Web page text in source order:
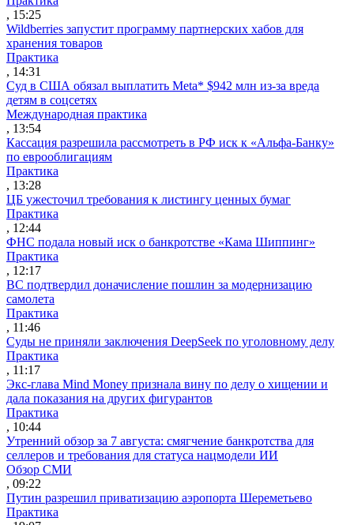
, 15:25
Wildberries запустит программу партнерских хабов для
хранения товаров
Практика
, 14:31
Суд в США обязал выплатить Meta* $942 млн из-за вреда
детям в соцсетях
Международная практика
, 13:54
Кассация разрешила рассмотреть в РФ иск к «Альфа-Банку»
по еврооблигациям
Практика
, 13:28
ЦБ ужесточил требования к листингу ценных бумаг
Практика
, 12:44
ФНС подала новый иск о банкротстве «Кама Шиппинг»
Практика
, 12:17
ВС подтвердил доначисление пошлин за модернизацию
самолета
Практика
, 11:46
Суды не приняли заключения DeepSeek по уголовному делу
Практика
, 11:17
Экс-глава Mind Money признала вину по делу о хищении и
дала показания на других фигурантов
Практика
, 10:44
Утренний обзор за 7 августа: смягчение банкротства для
селлеров и требования для статуса нацмодели ИИ
Обзор СМИ
, 09:22
Путин разрешил приватизацию аэропорта Шереметьево
Практика